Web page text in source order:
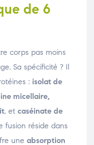
de 6
corps pas moins
Sa spécificité ? Il
: isolat de
micellaire,
, et caséinate de
fusion réside dans
une absorption